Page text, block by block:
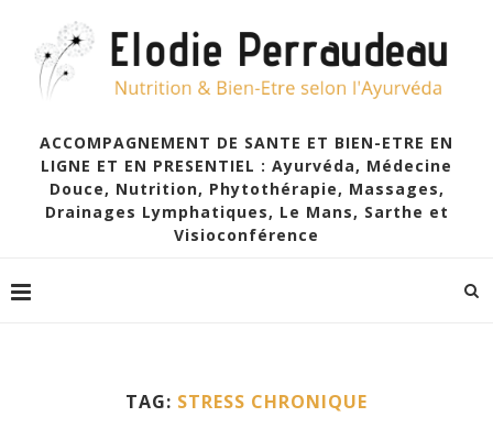
ACCOMPAGNEMENT DE SANTE ET BIEN-ETRE EN
LIGNE ET EN PRESENTIEL : Ayurvéda, Médecine
Douce, Nutrition, Phytothérapie, Massages,
Drainages Lymphatiques, Le Mans, Sarthe et
Visioconférence
TAG: STRESS CHRONIQUE